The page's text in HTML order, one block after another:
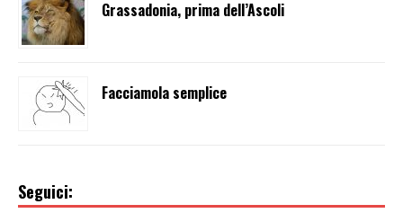
Grassadonia, prima dell’Ascoli
Facciamola semplice
Seguici: